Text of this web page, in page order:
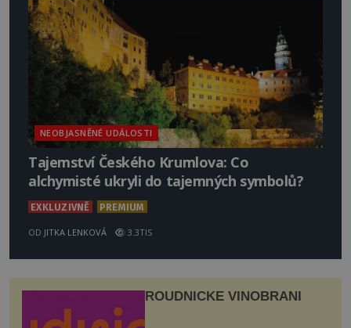
NEOBJASNĚNÉ UDÁLOSTI
Tajemství Českého Krumlova: Co
alchymisté ukryli do tajemných symbolů?
EXKLUZIVNĚ PREMIUM
OD JITKA LENKOVÁ 3.3TIS
ROUDNICKÉ VINOBRANÍ